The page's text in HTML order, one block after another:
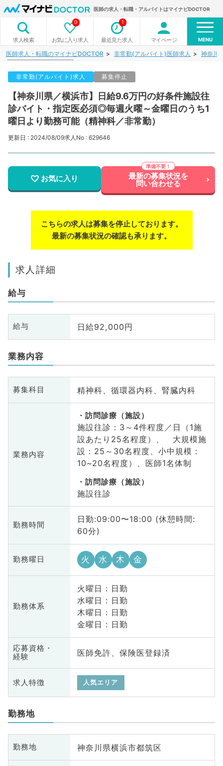
医師の求人・転職・アルバイトはマイナビDOCTOR
求人検索 お気に入り求人
0
最近見た求人
1
マイページ MENU
医師求人・転職のマイナビDOCTOR 非常勤(アルバイト)医師求人 神奈川
非常勤(アルバイト)求人 募集停止
【神奈川県／横浜市】日給9.6万円の好条件施設往
診バイト・指定医必須◎毎週火曜～金曜日のうち1
曜日より勤務可能（精神科／非常勤）
更新日 : 2024/08/09求人No : 629646
お気に入り 最新の募集状況を
問い合わせる
こちらの求人は募集を停止しております。
最新の募集状況の確認も承ります。
求人詳細
給与
給与 日給92,000円
業務内容
募集科目 精神科、循環器内科、腎臓内科
業務内容
訪問診療（施設）
施設往診：3～4件程度／日（1施
設あたり25名程度）、 大規模施
設：25～30名程度、小中規模：
10~20名程度）、医師1名体制
訪問診療（施設）
施設往診
勤務時間
日勤:09:00〜18:00 (休憩時間:
60分)
勤務曜日 火 水 木 金
勤務体系
火曜日 : 日勤
水曜日 : 日勤
木曜日 : 日勤
金曜日 : 日勤
応募資格・
経験
医師免許、保険医登録済
求人特徴 人気エリア
勤務地
勤務地 神奈川県横浜市都筑区